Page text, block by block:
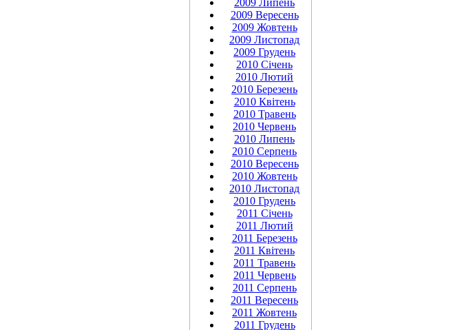
2009 Липень
2009 Вересень
2009 Жовтень
2009 Листопад
2009 Грудень
2010 Січень
2010 Лютий
2010 Березень
2010 Квітень
2010 Травень
2010 Червень
2010 Липень
2010 Серпень
2010 Вересень
2010 Жовтень
2010 Листопад
2010 Грудень
2011 Січень
2011 Лютий
2011 Березень
2011 Квітень
2011 Травень
2011 Червень
2011 Серпень
2011 Вересень
2011 Жовтень
2011 Грудень